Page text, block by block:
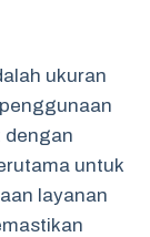
ukuran
dengan
untuk
layanan